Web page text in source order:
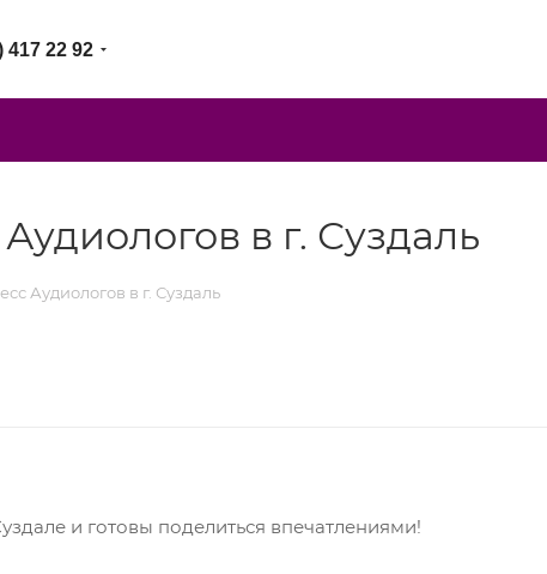
417 22 92
в г. Суздаль
Аудиологов в г. Суздаль
и готовы поделиться впечатлениями!